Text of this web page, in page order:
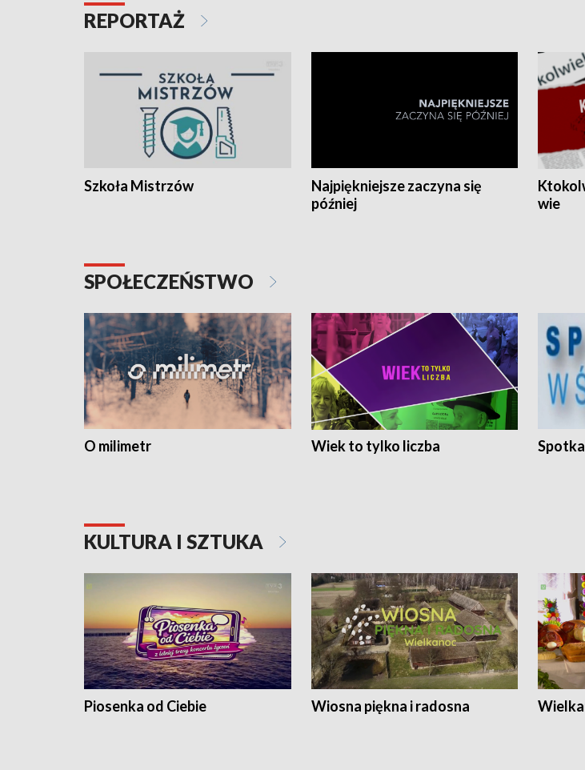
REPORTAŻ
Szkoła Mistrzów
Najpiękniejsze zaczyna się
później
wie
SPOŁECZEŃSTWO
O milimetr Wiek to tylko liczba
KULTURA I SZTUKA
Piosenka od Ciebie Wiosna piękna i radosna